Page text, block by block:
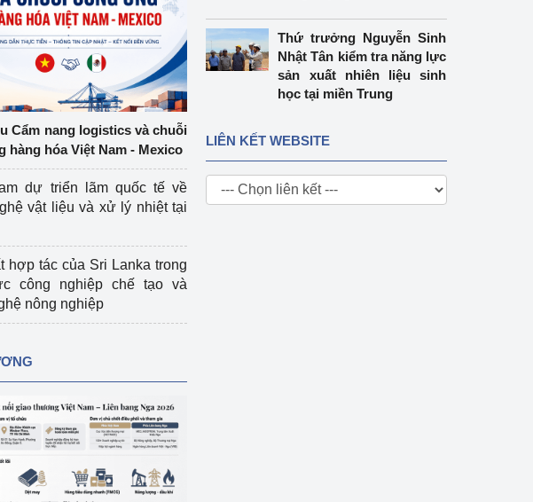
Cẩm nang logistics và chuỗi
hàng hóa Việt Nam - Mexico
dự triển lãm quốc tế về
vật liệu và xử lý nhiệt tại
hợp tác của Sri Lanka trong
công nghiệp chế tạo và
nông nghiệp
Thứ trưởng Nguyễn Sinh
Nhật Tân kiểm tra năng lực
sản xuất nhiên liệu sinh
học tại miền Trung
LIÊN KẾT WEBSITE